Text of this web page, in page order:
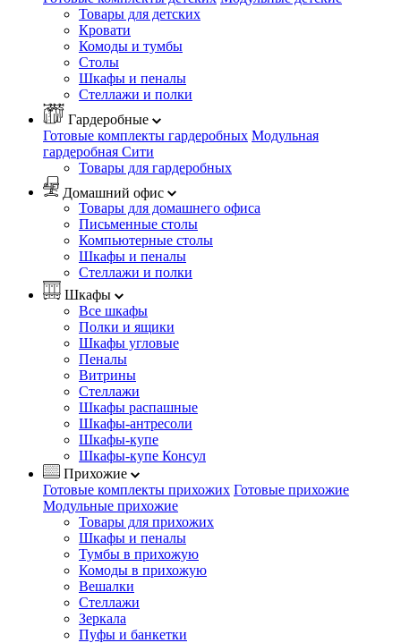
Товары для детских
Кровати
Комоды и тумбы
Столы
Шкафы и пеналы
Стеллажи и полки
Гардеробные
Готовые комплекты гардеробных Модульная
гардеробная Сити
Товары для гардеробных
Домашний офис
Товары для домашнего офиса
Письменные столы
Компьютерные столы
Шкафы и пеналы
Стеллажи и полки
Шкафы
Все шкафы
Полки и ящики
Шкафы угловые
Пеналы
Витрины
Стеллажи
Шкафы распашные
Шкафы-антресоли
Шкафы-купе
Шкафы-купе Консул
Прихожие
Готовые комплекты прихожих Готовые прихожие
Модульные прихожие
Товары для прихожих
Шкафы и пеналы
Тумбы в прихожую
Комоды в прихожую
Вешалки
Стеллажи
Зеркала
Пуфы и банкетки